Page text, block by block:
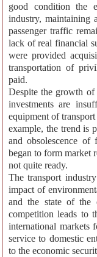
good condition the
industry, maintaining
passenger traffic
lack of real financial
were provided
transportation of
paid.
Despite the growth of
investments are
equipment of
example, the trend is
and obsolescence
began to form market
not quite ready.
The transport
impact of
and the state of the
competition leads to
international markets
service to domestic
to the economic